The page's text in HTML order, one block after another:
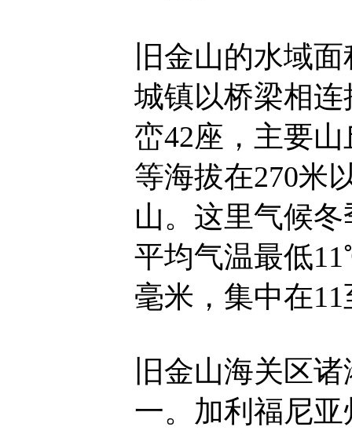
旧金山的水域
城镇以桥梁相
峦42座，主要
等海拔在270米
山。这里气候
平均气温最低
毫米，集中在
旧金山海关区
一。加利福尼